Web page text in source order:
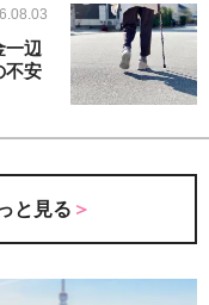
一辺
不安
と見る